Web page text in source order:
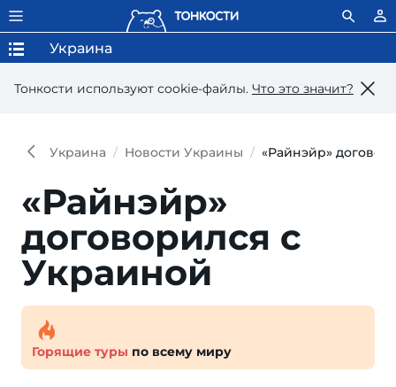
Тонкости используют сookie-файлы. Что это значит?
Украина
Украина Новости Украины «Райнэйр»
«Райнэйр»
договорился с
Украиной
Горящие туры по всему миру